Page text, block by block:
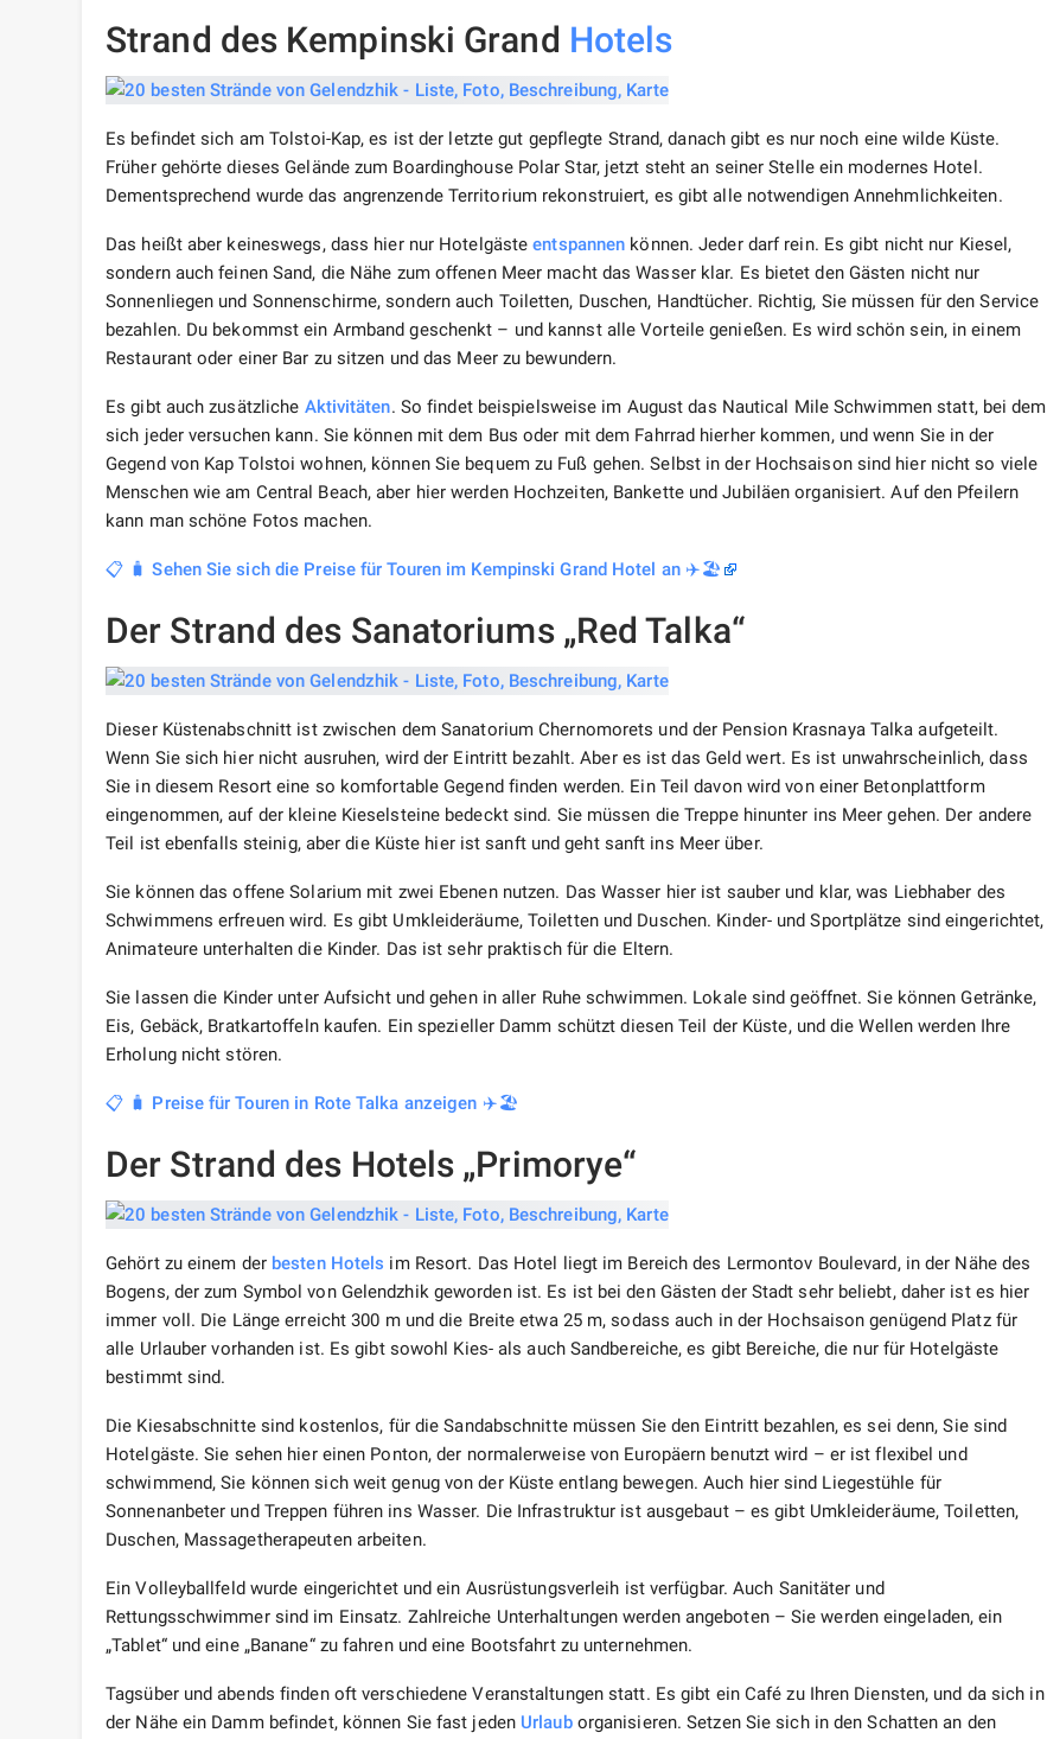
Strand des Kempinski Grand Hotels
Es befindet sich am Tolstoi-Kap, es ist der letzte gut gepflegte Strand, danach gibt es nur noch eine wilde Küste.
Früher gehörte dieses Gelände zum Boardinghouse Polar Star, jetzt steht an seiner Stelle ein modernes Hotel.
Dementsprechend wurde das angrenzende Territorium rekonstruiert, es gibt alle notwendigen Annehmlichkeiten.
Das heißt aber keineswegs, dass hier nur Hotelgästeentspannen können. Jeder darf rein. Es gibt nicht nur Kiesel,
sondern auch feinen Sand, die Nähe zum offenen Meer macht das Wasser klar. Es bietet den Gästen nicht nur
Sonnenliegen und Sonnenschirme, sondern auch Toiletten, Duschen, Handtücher. Richtig, Sie müssen für den Service
bezahlen. Du bekommst ein Armband geschenkt – und kannst alle Vorteile genießen. Es wird schön sein, in einem
Restaurant oder einer Bar zu sitzen und das Meer zu bewundern.
Es gibt auch zusätzliche Aktivitäten. So findet beispielsweise im August das Nautical Mile Schwimmen statt, bei dem
sich jeder versuchen kann. Sie können mit dem Bus oder mit dem Fahrrad hierher kommen, und wenn Sie in der
Gegend von Kap Tolstoi wohnen, können Sie bequem zu Fuß gehen. Selbst in der Hochsaison sind hier nicht so viele
Menschen wie am Central Beach, aber hier werden Hochzeiten, Bankette und Jubiläen organisiert. Auf den Pfeilern
kann man schöne Fotos machen.
📋 🧳 Sehen Sie sich die Preise für Touren im Kempinski Grand Hotel an ✈️🏖️
Der Strand des Sanatoriums „Red Talka“
Dieser Küstenabschnitt ist zwischen dem Sanatorium Chernomorets und der Pension Krasnaya Talka aufgeteilt.
Wenn Sie sich hier nicht ausruhen, wird der Eintritt bezahlt. Aber es ist das Geld wert. Es ist unwahrscheinlich, dass
Sie in diesem Resort eine so komfortable Gegend finden werden. Ein Teil davon wird von einer Betonplattform
eingenommen, auf der kleine Kieselsteine ​​​​bedeckt sind. Sie müssen die Treppe hinunter ins Meer gehen. Der andere
Teil ist ebenfalls steinig, aber die Küste hier ist sanft und geht sanft ins Meer über.
Sie können das offene Solarium mit zwei Ebenen nutzen. Das Wasser hier ist sauber und klar, was Liebhaber des
Schwimmens erfreuen wird. Es gibt Umkleideräume, Toiletten und Duschen. Kinder- und Sportplätze sind eingerichtet,
Animateure unterhalten die Kinder. Das ist sehr praktisch für die Eltern.
Sie lassen die Kinder unter Aufsicht und gehen in aller Ruhe schwimmen. Lokale sind geöffnet. Sie können Getränke,
Eis, Gebäck, Bratkartoffeln kaufen. Ein spezieller Damm schützt diesen Teil der Küste, und die Wellen werden Ihre
Erholung nicht stören.
📋 🧳 Preise für Touren in Rote Talka anzeigen ✈️🏖️
Der Strand des Hotels „Primorye“
Gehört zu einem der besten Hotels im Resort. Das Hotel liegt im Bereich des Lermontov Boulevard, in der Nähe des
Bogens, der zum Symbol von Gelendzhik geworden ist. Es ist bei den Gästen der Stadt sehr beliebt, daher ist es hier
immer voll. Die Länge erreicht 300 m und die Breite etwa 25 m, sodass auch in der Hochsaison genügend Platz für
alle Urlauber vorhanden ist. Es gibt sowohl Kies- als auch Sandbereiche, es gibt Bereiche, die nur für Hotelgäste
bestimmt sind.
Die Kiesabschnitte sind kostenlos, für die Sandabschnitte müssen Sie den Eintritt bezahlen, es sei denn, Sie sind
Hotelgäste. Sie sehen hier einen Ponton, der normalerweise von Europäern benutzt wird – er ist flexibel und
schwimmend, Sie können sich weit genug von der Küste entlang bewegen. Auch hier sind Liegestühle für
Sonnenanbeter und Treppen führen ins Wasser. Die Infrastruktur ist ausgebaut – es gibt Umkleideräume, Toiletten,
Duschen, Massagetherapeuten arbeiten.
Ein Volleyballfeld wurde eingerichtet und ein Ausrüstungsverleih ist verfügbar. Auch Sanitäter und
Rettungsschwimmer sind im Einsatz. Zahlreiche Unterhaltungen werden angeboten – Sie werden eingeladen, ein
„Tablet“ und eine „Banane“ zu fahren und eine Bootsfahrt zu unternehmen.
Tagsüber und abends finden oft verschiedene Veranstaltungen statt. Es gibt ein Café zu Ihren Diensten, und da sich in
der Nähe ein Damm befindet, können Sie fast jeden Urlauborganisieren. Setzen Sie sich in den Schatten an den